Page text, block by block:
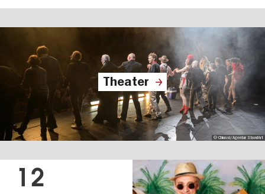
Theater
© Chiussi/Agentur StandArt
12